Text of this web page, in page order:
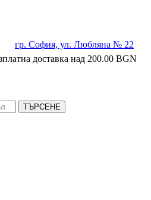
гр. София, ул. Любляна № 22
доставка над 200.00 BGN
ТЪРСЕНЕ